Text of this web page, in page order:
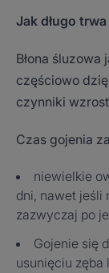
Jak długo
Błona
częściowo
czynniki
Czas gojenia
niewielkie
dni, nawet jeśli
zazwyczaj po
Gojenie się
usunięciu zęba